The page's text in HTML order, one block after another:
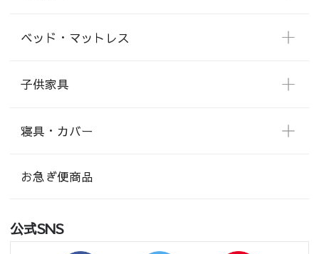
ベッド・マットレス
子供家具
寝具・カバー
お急ぎ便商品
公式SNS